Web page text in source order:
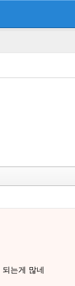
는게 많네